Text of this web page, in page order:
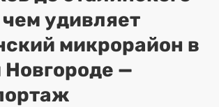
удивляет
микрорайон в
—